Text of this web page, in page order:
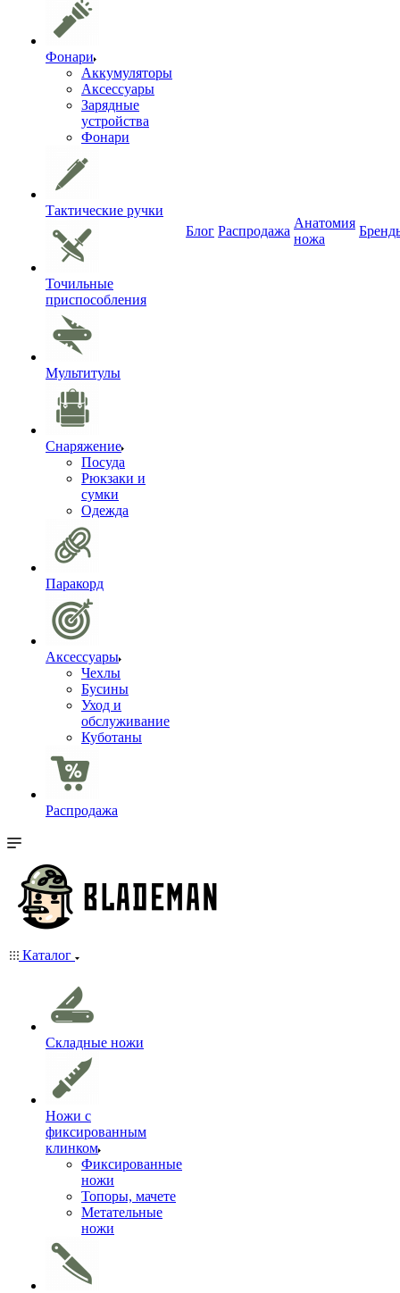
Фонари
Аккумуляторы
Аксессуары
Зарядные
устройства
Фонари
Тактические ручки
Точильные
приспособления
Мультитулы
Снаряжение
Посуда
Рюкзаки и
сумки
Одежда
Паракорд
Аксессуары
Чехлы
Бусины
Уход и
обслуживание
Куботаны
Распродажа
Блог Распродажа
Анатомия
ножа
Каталог
Складные ножи
Ножи с
фиксированным
клинком
Фиксированные
ножи
Топоры, мачете
Метательные
ножи